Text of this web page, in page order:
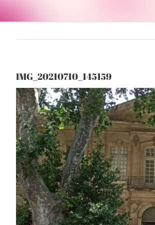
IMG_20210710_145159